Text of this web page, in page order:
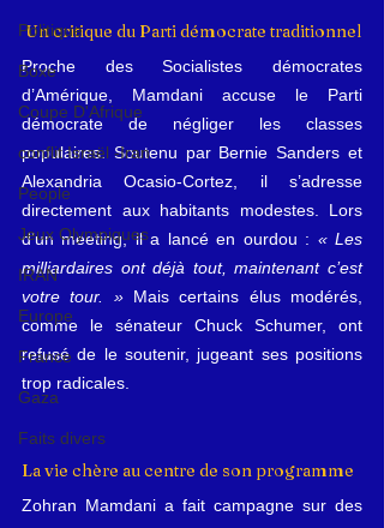
Politique
Boxe
Coupe D'Afrique
conflit Israël -Iran
People
Jeux Olympiques
IRAN
Europe
France
Gaza
Faits divers
Un critique du Parti démocrate traditionnel
Proche des Socialistes démocrates
d’Amérique, Mamdani accuse le Parti
démocrate de négliger les classes
populaires. Soutenu par Bernie Sanders et
Alexandria Ocasio-Cortez, il s’adresse
directement aux habitants modestes. Lors
d’un meeting, il a lancé en ourdou : « Les
milliardaires ont déjà tout, maintenant c’est
votre tour. » Mais certains élus modérés,
comme le sénateur Chuck Schumer, ont
refusé de le soutenir, jugeant ses positions
trop radicales.
La vie chère au centre de son programme
Zohran Mamdani a fait campagne sur des